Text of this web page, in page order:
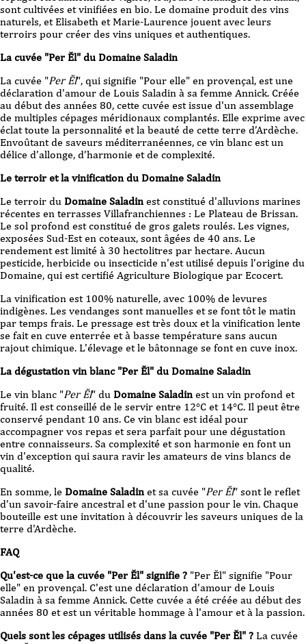
sont cultivées et vinifiées en bio. Le domaine produit des vins
naturels, et Elisabeth et Marie-Laurence jouent avec leurs
terroirs pour créer des vins uniques et authentiques.
La cuvée "Per Ĕl" du Domaine Saladin
La cuvée "Per Ĕl", qui signifie "Pour elle" en provençal, est une
déclaration d'amour de Louis Saladin à sa femme Annick. Créée
au début des années 80, cette cuvée est issue d'un assemblage
de multiples cépages méridionaux complantés. Elle exprime avec
éclat toute la personnalité et la beauté de cette terre d’Ardèche.
Envoûtant de saveurs méditerranéennes, ce vin blanc est un
délice d’allonge, d’harmonie et de complexité.
Le terroir et la vinification du Domaine Saladin
Le terroir du Domaine Saladin est constitué d'alluvions marines
récentes en terrasses Villafranchiennes : Le Plateau de Brissan.
Le sol profond est constitué de gros galets roulés. Les vignes,
exposées Sud-Est en coteaux, sont âgées de 40 ans. Le
rendement est limité à 30 hectolitres par hectare. Aucun
pesticide, herbicide ou insecticide n'est utilisé depuis l’origine du
Domaine, qui est certifié Agriculture Biologique par Ecocert.
La vinification est 100% naturelle, avec 100% de levures
indigènes. Les vendanges sont manuelles et se font tôt le matin
par temps frais. Le pressage est très doux et la vinification lente
se fait en cuve enterrée et à basse température sans aucun
rajout chimique. L'élevage et le bâtonnage se font en cuve inox.
La dégustation vin blanc "Per Ĕl" du Domaine Saladin
Le vin blanc "Per Ĕl" du Domaine Saladin est un vin profond et
fruité. Il est conseillé de le servir entre 12°C et 14°C. Il peut être
conservé pendant 10 ans. Ce vin blanc est idéal pour
accompagner vos repas et sera parfait pour une dégustation
entre connaisseurs. Sa complexité et son harmonie en font un
vin d'exception qui saura ravir les amateurs de vins blancs de
qualité.
En somme, le Domaine Saladin et sa cuvée "Per Ĕl" sont le reflet
d'un savoir-faire ancestral et d'une passion pour le vin. Chaque
bouteille est une invitation à découvrir les saveurs uniques de la
terre d'Ardèche.
FAQ
Qu'est-ce que la cuvée "Per Ĕl" signifie ? "Per Ĕl" signifie "Pour
elle" en provençal. C'est une déclaration d'amour de Louis
Saladin à sa femme Annick. Cette cuvée a été créée au début des
années 80 et est un véritable hommage à l'amour et à la passion.
Quels sont les cépages utilisés dans la cuvée "Per Ĕl" ? La cuvée